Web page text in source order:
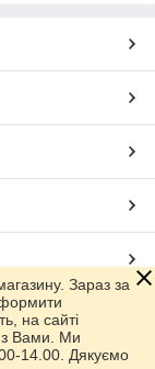
Зараз за
на сайті
з Вами. Ми
14.00. Дякуємо